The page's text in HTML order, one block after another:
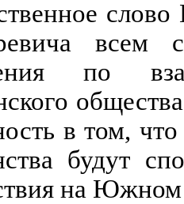
слово
всем
по
в том,
будут
на